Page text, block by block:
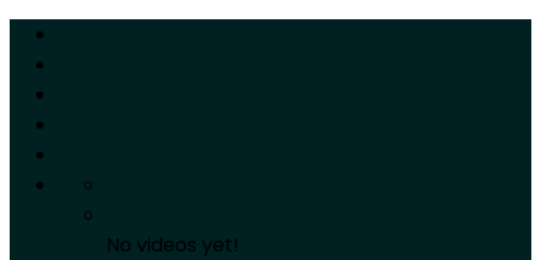
No videos yet!